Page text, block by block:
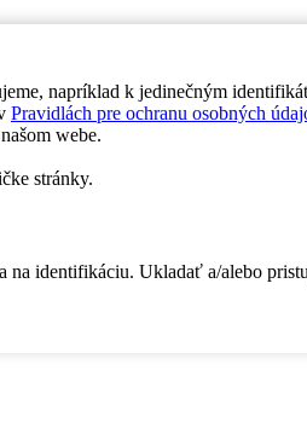
napríklad k jedinečným
Pravidlách pre ochranu osobných
webe.
stránky.
identifikáciu. Ukladať a/alebo